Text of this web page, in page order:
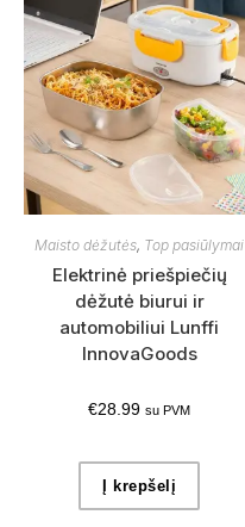
Maisto dėžutės, Top pasiūlymai
Elektrinė priešpiečių
dėžutė biurui ir
automobiliui Lunffi
InnovaGoods
€28.99 su PVM
Į krepšelį